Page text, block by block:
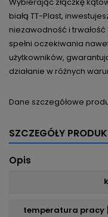
białą TT-Plast,
niezawodność i
spełni oczekiwania
użytkowników,
działanie w różnych
Dane szczegółowe
SZCZEGÓŁY
Opis
temperatura pracy